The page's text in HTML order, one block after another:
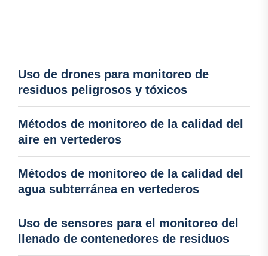
Uso de drones para monitoreo de
residuos peligrosos y tóxicos
Métodos de monitoreo de la calidad del
aire en vertederos
Métodos de monitoreo de la calidad del
agua subterránea en vertederos
Uso de sensores para el monitoreo del
llenado de contenedores de residuos